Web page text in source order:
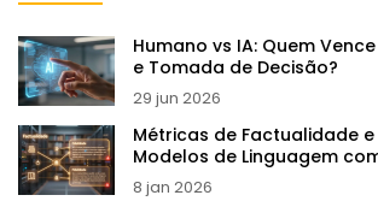
Humano vs IA: Quem
e Tomada de Decisão?
29 jun 2026
Métricas de Factualidade
Modelos de Linguagem
8 jan 2026